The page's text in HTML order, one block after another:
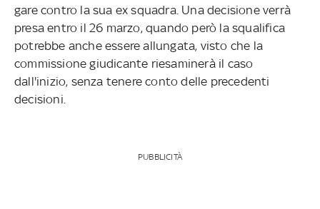
gare contro la sua ex squadra. Una decisione verrà
presa entro il 26 marzo, quando però la squalifica
potrebbe anche essere allungata, visto che la
commissione giudicante riesaminerà il caso
dall'inizio, senza tenere conto delle precedenti
decisioni.
PUBBLICITÀ